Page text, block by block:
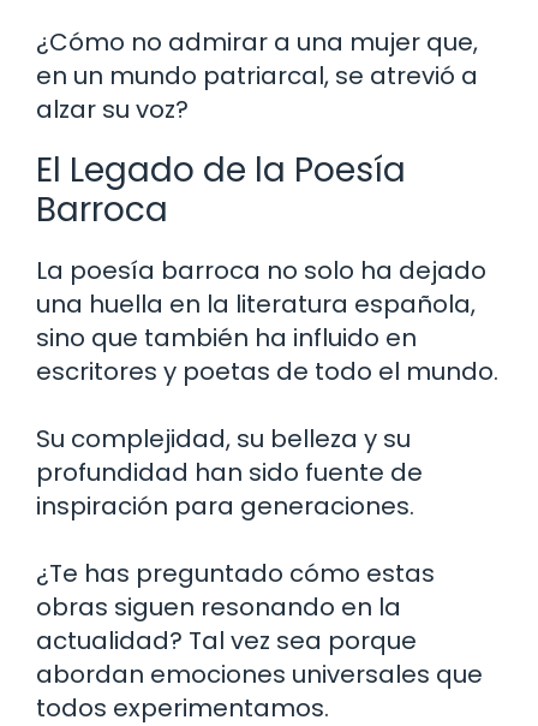
¿Cómo no admirar a una mujer que,
en un mundo patriarcal, se atrevió a
alzar su voz?
El Legado de la Poesía
Barroca
La poesía barroca no solo ha dejado
una huella en la literatura española,
sino que también ha influido en
escritores y poetas de todo el mundo.
Su complejidad, su belleza y su
profundidad han sido fuente de
inspiración para generaciones.
¿Te has preguntado cómo estas
obras siguen resonando en la
actualidad? Tal vez sea porque
abordan emociones universales que
todos experimentamos.